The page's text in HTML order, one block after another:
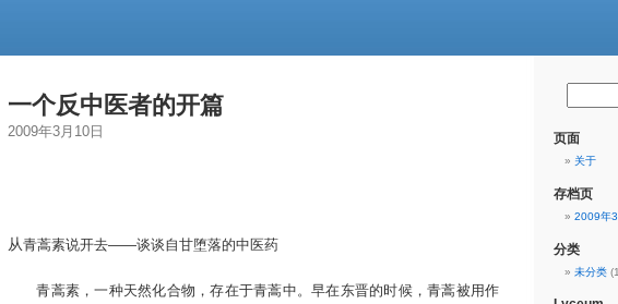
一个反中医者的开篇
2009年3月10日
从青蒿素说开去——谈谈自甘堕落的中医药
青蒿素，一种天然化合物，存在于青蒿中。早在东晋的时候，青蒿被用作
页面
关于
存档页
2009年
分类
未分类